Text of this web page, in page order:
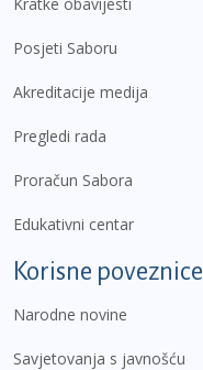
Posjeti Saboru
Akreditacije medija
Pregledi rada
Proračun Sabora
Edukativni centar
Korisne poveznice
Narodne novine
Savjetovanja s javnošću